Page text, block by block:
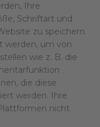
Ihre
Schriftart und
zu speichern.
werden, um von
wie z. B. die
die diese
werden. Ihre
nicht